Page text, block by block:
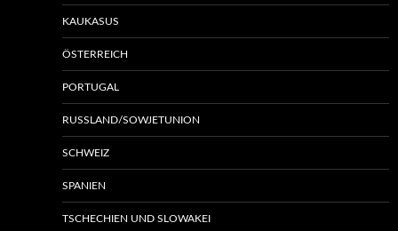
KAUKASUS
ÖSTERREICH
PORTUGAL
RUSSLAND/SOWJETUNION
SCHWEIZ
SPANIEN
TSCHECHIEN UND SLOWAKEI